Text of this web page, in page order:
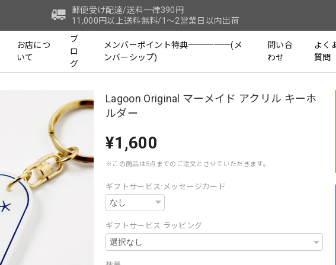
郵便受け配達/送料一律390円
11,000円以上送料無料/1～2営業日以内出荷
お店につ
いて
ブ
ロ
グ
メンバーポイント特典─────(メ
ンバーシップ)
問い合
わせ
よく
質問
Lagoon Original マーメイド アクリル キーホ
ルダー
¥1,600
※この商品は5点までのご注文とさせていただきます。
ギフトサービス:メッセージカード
ギフトサービス ラッピング